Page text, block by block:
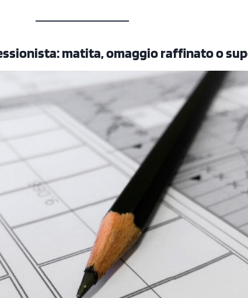
matita, omaggio raffinato o